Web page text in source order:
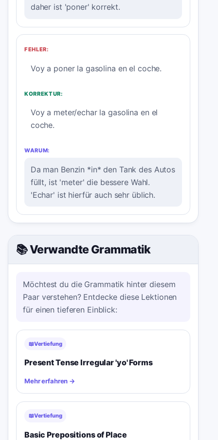
daher ist 'poner' korrekt.
FEHLER:
Voy a poner la gasolina en el coche.
KORREKTUR:
Voy a meter/echar la gasolina en el
coche.
WARUM:
Da man Benzin *in* den Tank des Autos
füllt, ist 'meter' die bessere Wahl.
'Echar' ist hierfür auch sehr üblich.
📚 Verwandte Grammatik
Möchtest du die Grammatik hinter diesem
Paar verstehen? Entdecke diese Lektionen
für einen tieferen Einblick:
📖Vertiefung
Present Tense Irregular 'yo' Forms
Mehr erfahren →
📖Vertiefung
Basic Prepositions of Place